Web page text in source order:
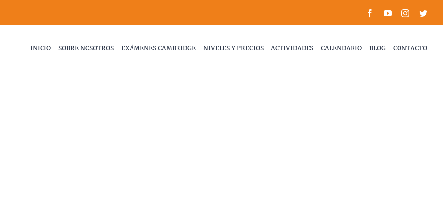
FacebookYouTubeInstagram
INICIO SOBRE NOSOTROS EXÁMENES CAMBRIDGE NIVELES Y PRECIOS ACTIVIDADES CALENDARIO BLOG CONTACTO